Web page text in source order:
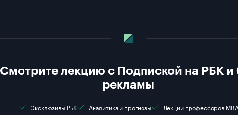
Смотрите лекцию с Подпиской на РБК и
рекламы
Эксклюзивы РБК Аналитика и прогнозы Лекции профессоров MBA